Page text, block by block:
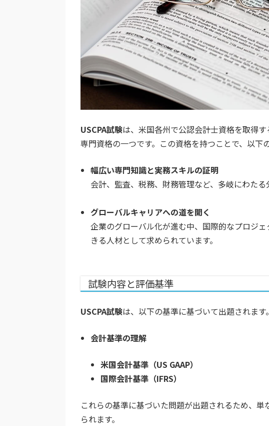
USCPA試験は、米国各州で公認会計士資格を取得
専門資格の一つです。この資格を持つことで、以下
幅広い専門知識と実務スキルの証明
会計、監査、税務、財務管理など、多岐にわた
グローバルキャリアへの道を開く
企業のグローバル化が進む中、国際的なプロジ
きる人材として求められています。
試験内容と評価基準
USCPA試験は、以下の基準に基づいて出題されます。
会計基準の理解
米国会計基準（US GAAP）
国際会計基準（IFRS）
これらの基準に基づいた問題が出題されるため、
られます。